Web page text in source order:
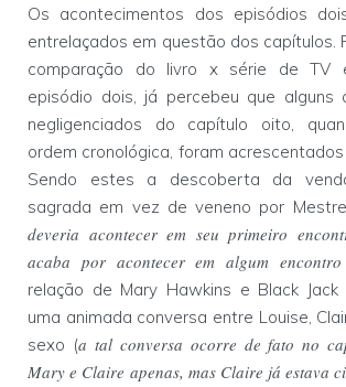
Os acontecimentos dos episódios
entrelaçados em questão dos capítulos.
comparação do livro x série de TV
episódio dois, já percebeu que alguns
negligenciados do capítulo oito,
ordem cronológica, foram
Sendo estes a descoberta da
sagrada em vez de veneno por
deveria acontecer em seu primeiro
acaba por acontecer em algum encontro
relação de Mary Hawkins e Black
uma animada conversa entre Louise,
sexo (a tal conversa ocorre de fato no
Mary e Claire apenas, mas Claire já estava